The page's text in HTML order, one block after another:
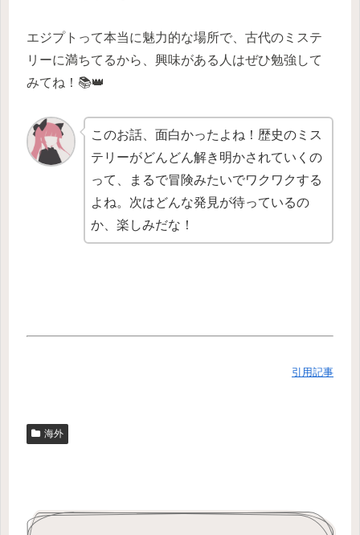
エジプトって本当に魅力的な場所で、古代のミステ
リーに満ちてるから、興味がある人はぜひ勉強して
みてね！📚👑
このお話、面白かったよね！歴史のミス
テリーがどんどん解き明かされていくの
って、まるで冒険みたいでワクワクする
よね。次はどんな発見が待っているの
か、楽しみだな！
引用記事
海外